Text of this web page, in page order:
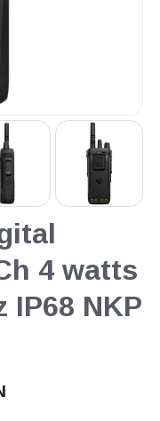
4 watts
IP68 NKP